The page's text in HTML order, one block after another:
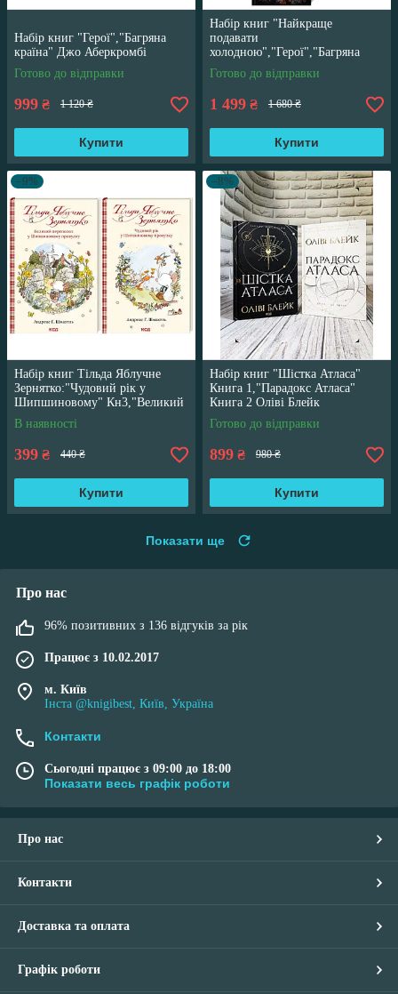
Набір книг "Герої","Багряна
країна" Джо Аберкромбі
Готово до відправки
999 ₴ 1 120 ₴
Купити
Набір книг "Найкраще
подавати
холодною","Герої","Багряна
країна" Джо Аберкромбі
Готово до відправки
1 499 ₴ 1 680 ₴
Купити
–9%
Набір книг Тільда Яблучне
Зернятко:"Чудовий рік у
Шипшиновому" Кн3,"Великий
переполох" Кн 4
В наявності
399 ₴ 440 ₴
Купити
–8%
Набір книг "Шістка Атласа"
Книга 1,"Парадокс Атласа"
Книга 2 Оліві Блейк
Готово до відправки
899 ₴ 980 ₴
Купити
Показати ще
Про нас
96% позитивних з 136 відгуків за рік
Працює з 10.02.2017
м. Київ
Інста @knigibest, Київ, Україна
Контакти
Сьогодні працює з 09:00 до 18:00
Показати весь графік роботи
Про нас
Контакти
Доставка та оплата
Графік роботи